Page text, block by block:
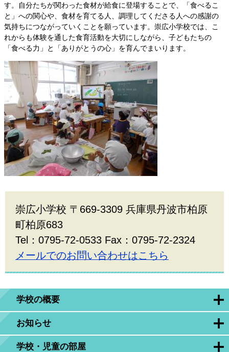
学校の概要
お知らせ
学校・児童の部屋
す。自分たちが関わった食材が給食に登場することで、「食べるこ
と」への関心や、食材を育てる人、調理してくださる人への感謝の
気持ちにつながっていくことを願っています。崇広小学校では、こ
れからも体験を通した食育活動を大切にしながら、子どもたちの
「食べる力」と「ありがとうの心」を育んでまいります。
崇広小学校 〒669-3309 兵庫県丹波市柏原
町柏原683
Tel：0795-72-0533 Fax：0795-72-2324
メールでのお問い合わせはこちら